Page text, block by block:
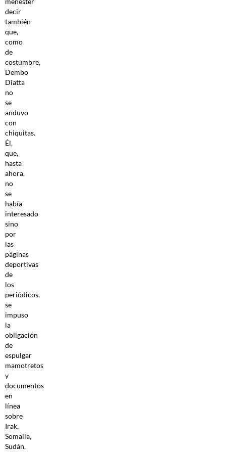
decir
también
que,
como
de
costumbre,
Dembo
Diatta
no
se
anduvo
con
chiquitas.
Él,
que,
hasta
ahora,
no
se
había
interesado
sino
por
las
páginas
deportivas
de
los
periódicos,
se
impuso
la
obligación
de
espulgar
mamotretos
y
documentos
en
línea
sobre
Irak,
Somalia,
Sudán,